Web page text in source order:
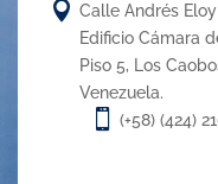
 Calle Andrés
Edificio Cámara
Piso 5, Los
Venezuela.
 (+58) (424)